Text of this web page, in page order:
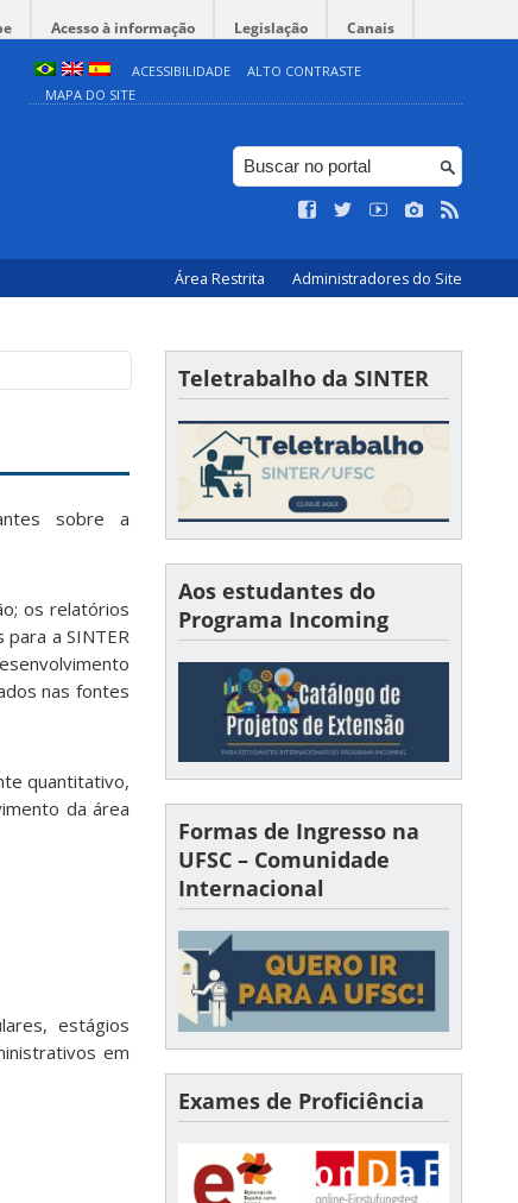
Acesso à informação Legislação Canais
ACESSIBILIDADE
ALTO CONTRASTE
MAPA DO SITE
Área Restrita Administradores do Site
sobre a
os relatórios
a SINTER
nas fontes
quantitativo,
da área
estágios
em
Teletrabalho da SINTER
Aos estudantes do
Programa Incoming
Formas de Ingresso na
UFSC – Comunidade
Internacional
Exames de Proficiência